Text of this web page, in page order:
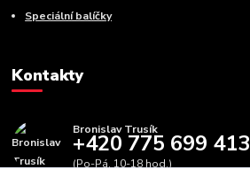
Speciální balíčky
Kontakty
Bronislav Trusík
+420 775 699 413
(Po-Pá, 10-18 hod.)